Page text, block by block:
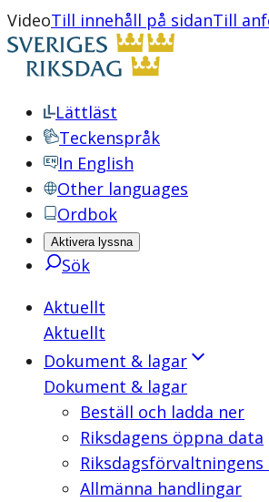
VideoTill innehåll på sidanTill
Lättläst
Teckenspråk
In English
Other languages
Ordbok
Aktivera lyssna
Sök
Aktuellt
Aktuellt
Dokument & lagar
Dokument & lagar
Beställ och ladda ner
Riksdagens öppna data
Allmänna handlingar